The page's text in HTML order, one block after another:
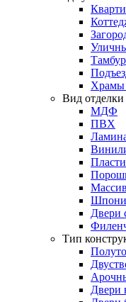
Тамбур
Храмы
Вид отделки
МДФ
ПВХ
Двери
Тип
Двери